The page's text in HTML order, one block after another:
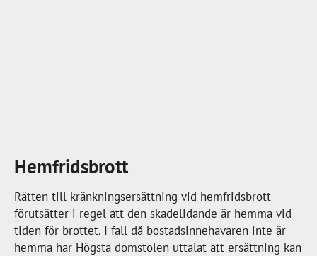
Hemfridsbrott
Rätten till kränkningsersättning vid hemfridsbrott
förutsätter i regel att den skadelidande är hemma vid
tiden för brottet. I fall då bostadsinnehavaren inte är
hemma har Högsta domstolen uttalat att ersättning kan